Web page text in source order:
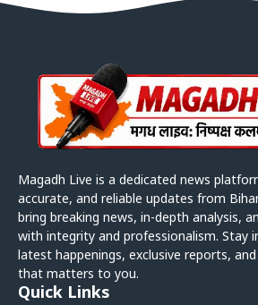
Magadh Live is a dedicated news
accurate, and reliable updates from
bring breaking news, in-depth analysis,
with integrity and professionalism. Stay
latest happenings, exclusive reports,
that matters to you.
Quick Links